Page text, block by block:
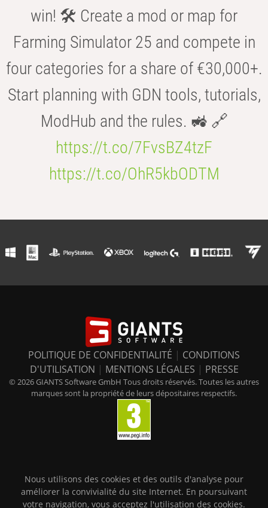
win! 🛠️ Create a mod or map for
Farming Simulator 25 and compete in
four categories for a share of €30,000+.
Start planning with GDN tools, tutorials,
ModHub and the rules. 🚜 🔗
https://t.co/7FvsBZ4tzF
https://t.co/OhR5kbODTM
POLITIQUE DE CONFIDENTIALITÉ | CONDITIONS
D'UTILISATION | MENTIONS LÉGALES | PRESSE
© 2026 GIANTS Software GmbH Tous droits réservés. Toutes les autres
marques sont la propriété de leurs dépositaires respectifs.
Nous utilisons des cookies et des outils d'analyse pour
améliorer la convivialité du site Internet. En poursuivant
votre navigation, vous acceptez l'utilisation des cookies.